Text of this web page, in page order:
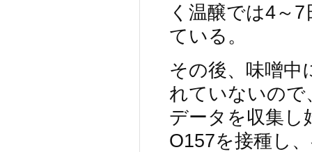
く温醸では4～
ている。
その後、味噌中
れていないので
データを収集し
O157を接種し